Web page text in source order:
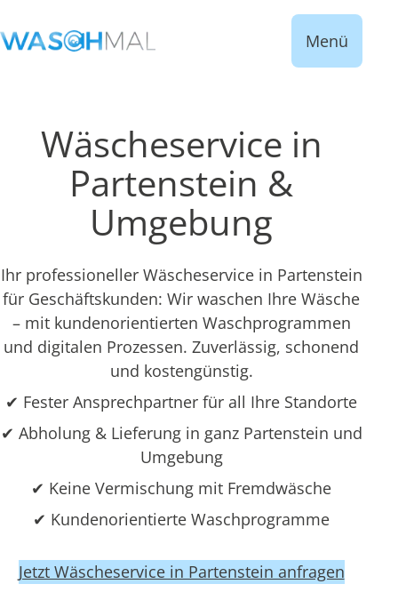
Menü
Wäscheservice in
Partenstein &
Umgebung
Ihr professioneller Wäscheservice in Partenstein
für Geschäftskunden: Wir waschen Ihre Wäsche
– mit kundenorientierten Waschprogrammen
und digitalen Prozessen. Zuverlässig, schonend
und kostengünstig.
✔ Fester Ansprechpartner für all Ihre Standorte
✔ Abholung & Lieferung in ganz Partenstein und
Umgebung
✔ Keine Vermischung mit Fremdwäsche
✔ Kundenorientierte Waschprogramme
Jetzt Wäscheservice in Partenstein anfragen